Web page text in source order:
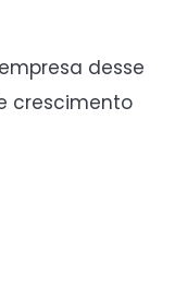
desse
crescimento